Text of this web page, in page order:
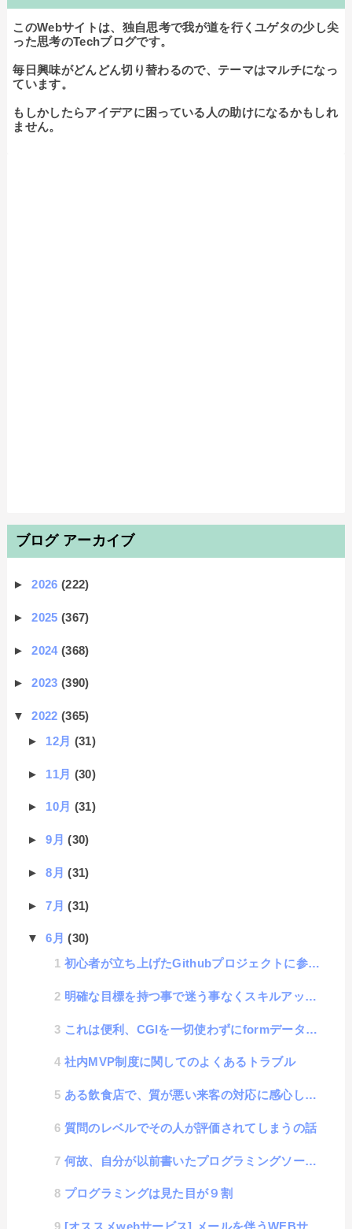
このWebサイトは、独自思考で我が道を行くユゲタの少し尖
った思考のTechブログです。
毎日興味がどんどん切り替わるので、テーマはマルチになっ
ています。
もしかしたらアイデアに困っている人の助けになるかもしれ
ません。
ブログ アーカイブ
►2026(222)
►2025(367)
►2024(368)
►2023(390)
▼2022(365)
► 12月 (31)
► 11月 (30)
► 10月 (31)
►9月(30)
►8月(31)
►7月(31)
▼6月(30)
初心者が立ち上げたGithubプロジェクトに参加した話
明確な目標を持つ事で迷う事なくスキルアップできるという話
これは便利、CGIを一切使わずにformデータが収集できる、Google form活用方法
社内MVP制度に関してのよくあるトラブル
ある飲食店で、質が悪い来客の対応に感心した話
質問のレベルでその人が評価されてしまうの話
何故、自分が以前書いたプログラミングソースが稚拙に見えてしまうのか？
プログラミングは見た目が９割
[オススメwebサービス] メールを伴うWEBサービスやアプリを開発するときはMailtrapが便利